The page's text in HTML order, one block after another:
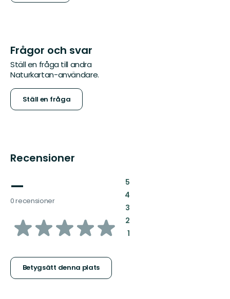
Frågor och svar
Ställ en fråga till andra
Naturkartan-användare.
Ställ en fråga
Recensioner
—
0 recensioner
av
stjärnor
Betygsätt denna plats
5:
4:
3:
2:
1: